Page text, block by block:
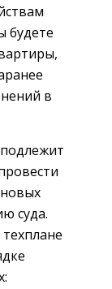
будете
в
суда.